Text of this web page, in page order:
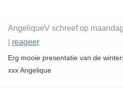
AngeliqueV schreef op
reageer
Erg mooie presentatie van de
xxx Angelique